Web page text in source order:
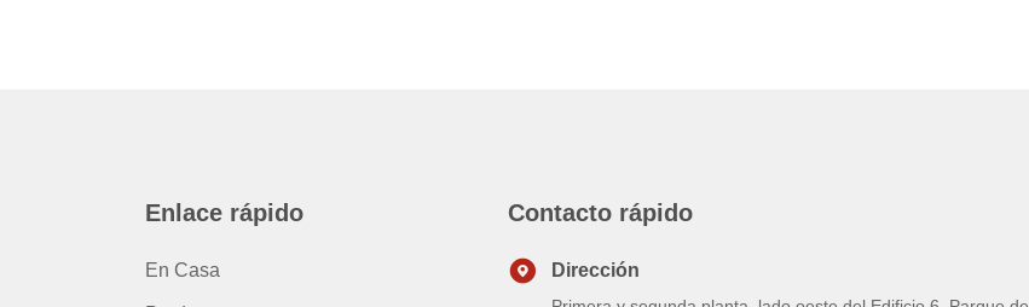
Enlace rápido
En Casa
Contacto rápido
Dirección